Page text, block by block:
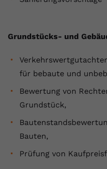
Grundstücks- und
für bebaute und
Bewertung von
Grundstück,
Bauten,
Prüfung von
Laufzeit Session
Zweck
Dieser von
Daten
Videos von
Anbieter